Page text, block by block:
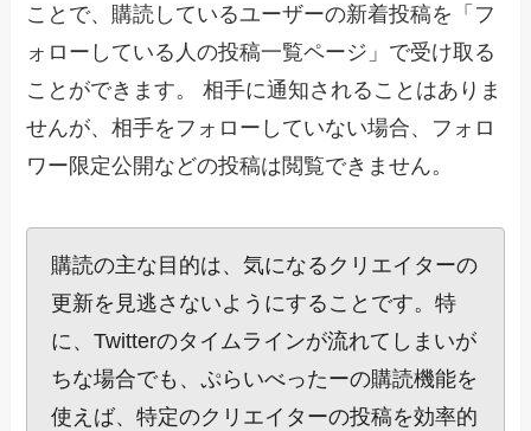
ことで、購読しているユーザーの新着投稿を「フ
ォローしている人の投稿一覧ページ」で受け取る
ことができます。 相手に通知されることはありま
せんが、相手をフォローしていない場合、フォロ
ワー限定公開などの投稿は閲覧できません。
購読の主な目的は、気になるクリエイターの
更新を見逃さないようにすることです。特
に、Twitterのタイムラインが流れてしまいが
ちな場合でも、ぷらいべったーの購読機能を
使えば、特定のクリエイターの投稿を効率的